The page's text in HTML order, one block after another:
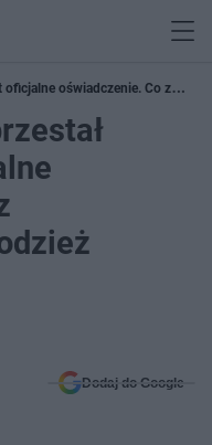
oficjalne oświadczenie. Co z
Dodaj do Google